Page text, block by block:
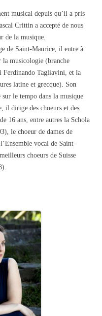
musical depuis qu’il a pris
Crittin a accepté de nous
de la musique.
de Saint-Maurice, il entre à
musicologie (branche
Ferdinando Tagliavini, et la
latine et grecque). Son
le tempo dans la musique
il dirige des choeurs et des
16 ans, entre autres la Schola
le choeur de dames de
vocal de Saint-
choeurs de Suisse